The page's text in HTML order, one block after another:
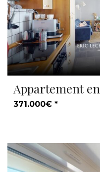
Appartement
371.000€ *